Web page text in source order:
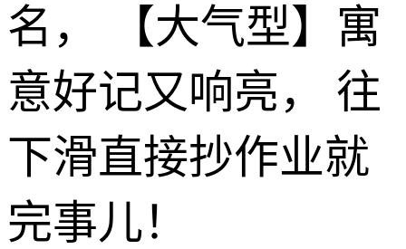
名， 【大气型】寓
意好记又响亮， 往
下滑直接抄作业就
完事儿！